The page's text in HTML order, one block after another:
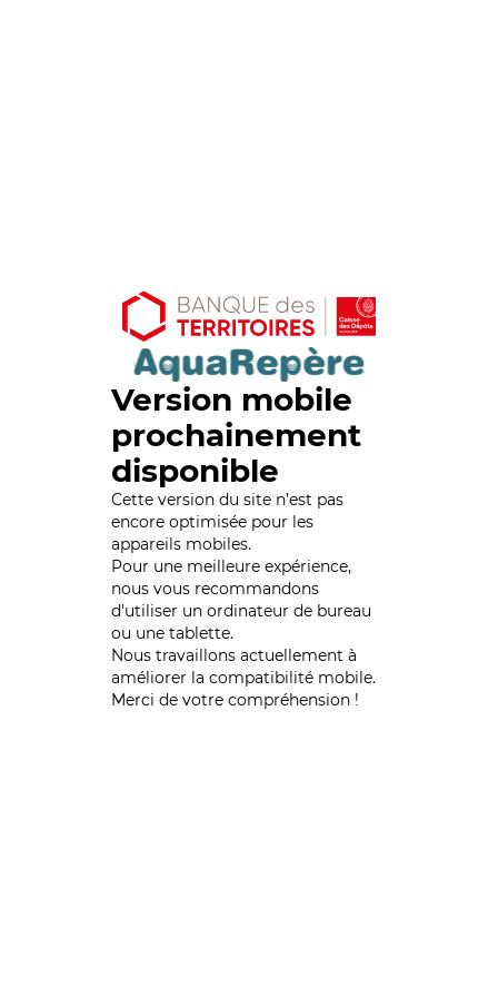
Version mobile
prochainement
disponible
Cette version du site n’est pas
encore optimisée pour les
appareils mobiles.
Pour une meilleure expérience,
nous vous recommandons
d'utiliser un ordinateur de bureau
ou une tablette.
Nous travaillons actuellement à
améliorer la compatibilité mobile.
Merci de votre compréhension !